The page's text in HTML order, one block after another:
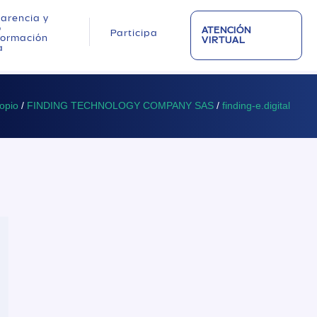
y
Participa
ATENCIÓN
VIRTUAL
/ FINDING TECHNOLOGY COMPANY SAS / finding-e.digital